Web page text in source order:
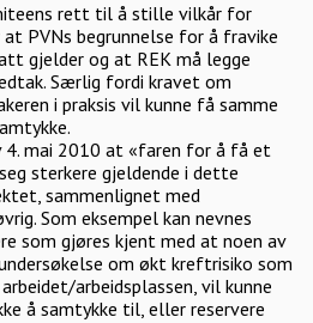
rett til å stille vilkår for
at PVNs begrunnelse for å fravike
gjelder og at REK må legge
Særlig fordi kravet om
i praksis vil kunne få samme
4. mai 2010 at «faren for å få et
sterkere gjeldende i dette
sammenlignet med
Som eksempel kan nevnes
som gjøres kjent med at noen av
om økt kreftrisiko som
arbeidsplassen, vil kunne
å samtykke til, eller reservere